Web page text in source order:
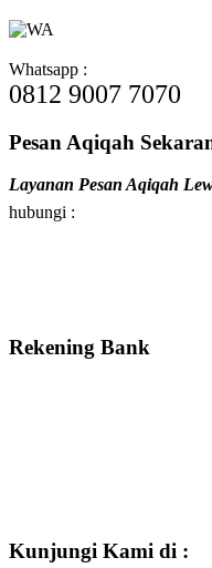
Whatsapp :
0812 9007 7070
Pesan Aqiqah
Layanan Pesan Aqiqah
hubungi :
Rekening Bank
Kunjungi Kami di :